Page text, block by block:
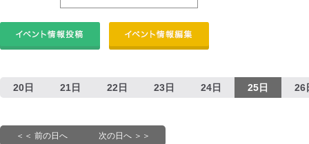
20日 21日 22日 23日 24日 25日 26
＜＜ 前の日へ 次の日へ ＞＞